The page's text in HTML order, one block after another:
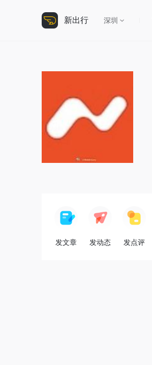
新出行 深圳
发文章 发动态 发点评